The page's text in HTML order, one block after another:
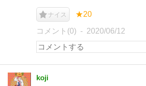
ナイス ★20
コメント(0) 2020/06/12
koji